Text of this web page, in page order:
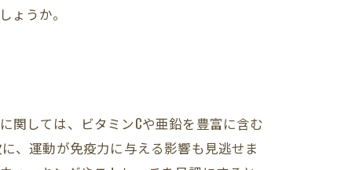
うか。
関しては、ビタミンCや亜鉛を豊富に含む
、運動が免疫力に与える影響も見逃せま